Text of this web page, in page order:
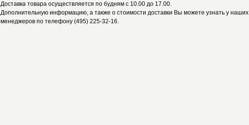
Доставка товара осуществляется по будням с 10.00 до 17.00.
Дополнительную информацию, а также о стоимости доставки Вы можете узнать у наших
менеджеров по телефону (495) 225-32-16.